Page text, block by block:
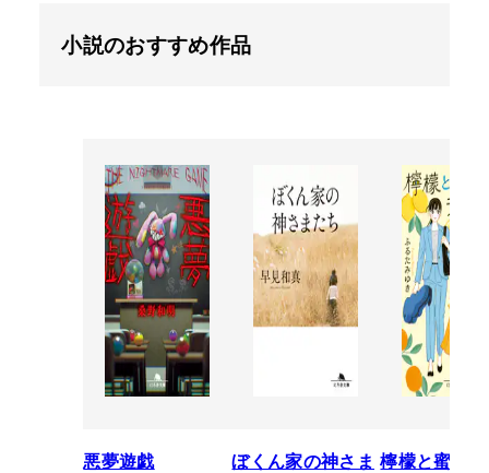
小説のおすすめ作品
悪夢遊戯
ぼくん家の神さま 檸檬と蜜柑